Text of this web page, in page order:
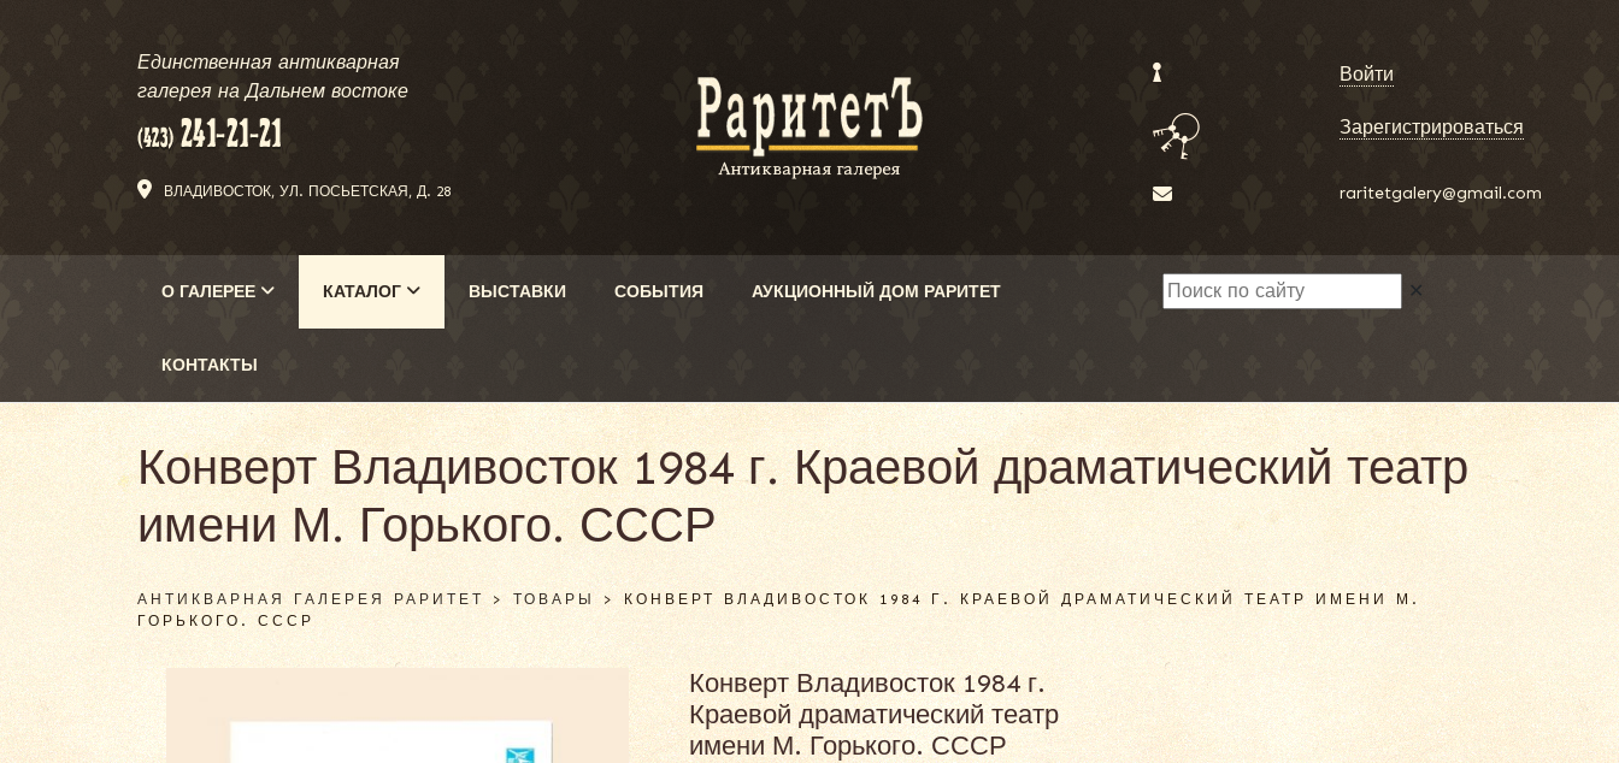
Единственная антикварная
галерея на Дальнем востоке
ВЛАДИВОСТОК, УЛ. ПОСЬЕТСКАЯ, Д. 28
Войти
Зарегистрироваться
raritetgalery@gmail.com
О ГАЛЕРЕЕ КАТАЛОГ ВЫСТАВКИ СОБЫТИЯ АУКЦИОННЫЙ ДОМ РАРИТЕТ
КОНТАКТЫ
✕
Конверт Владивосток 1984 г. Краевой драматический театр
имени М. Горького. СССР
АНТИКВАРНАЯ ГАЛЕРЕЯ РАРИТЕТ>ТОВАРЫ > КОНВЕРТ ВЛАДИВОСТОК 1984 Г. КРАЕВОЙ ДРАМАТИЧЕСКИЙ ТЕАТР ИМЕНИ М.
ГОРЬКОГО. СССР
Конверт Владивосток 1984 г.
Краевой драматический театр
имени М. Горького. СССР